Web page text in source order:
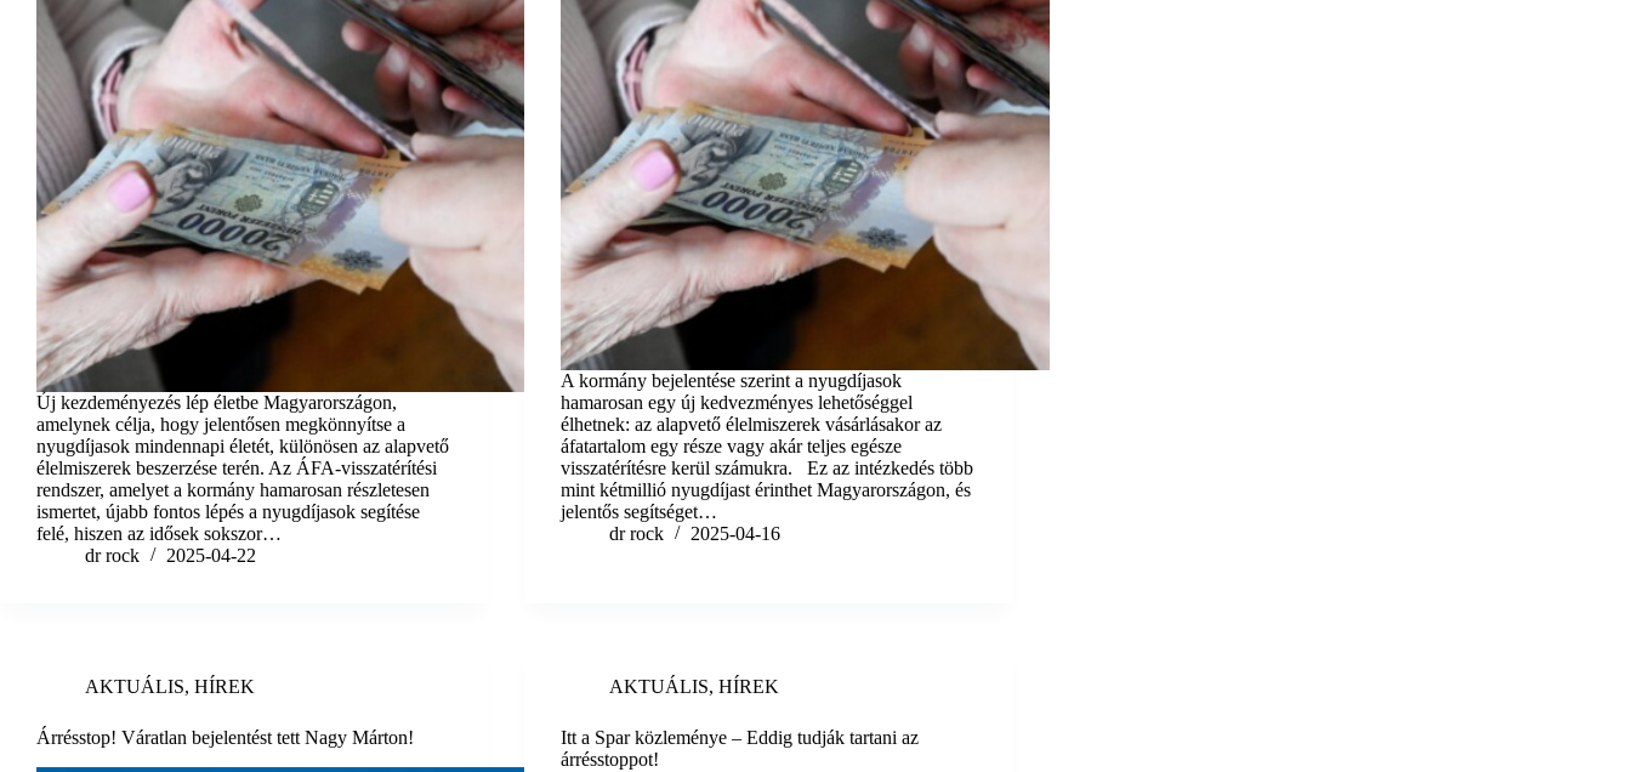
Új kezdeményezés lép életbe Magyarországon,
amelynek célja, hogy jelentősen megkönnyítse a
nyugdíjasok mindennapi életét, különösen az alapvető
élelmiszerek beszerzése terén. Az ÁFA-visszatérítési
rendszer, amelyet a kormány hamarosan részletesen
ismertet, újabb fontos lépés a nyugdíjasok segítése
felé, hiszen az idősek sokszor…
dr rock
2025-04-22
A kormány bejelentése szerint a nyugdíjasok
hamarosan egy új kedvezményes lehetőséggel
élhetnek: az alapvető élelmiszerek vásárlásakor az
áfatartalom egy része vagy akár teljes egésze
visszatérítésre kerül számukra. Ez az intézkedés több
mint kétmillió nyugdíjast érinthet Magyarországon, és
jelentős segítséget…
dr rock
2025-04-16
AKTUÁLIS, HÍREK
Árrésstop! Váratlan bejelentést tett Nagy Márton!
AKTUÁLIS,HÍREK
Itt a Spar közleménye – Eddig tudják tartani az
árrésstoppot!